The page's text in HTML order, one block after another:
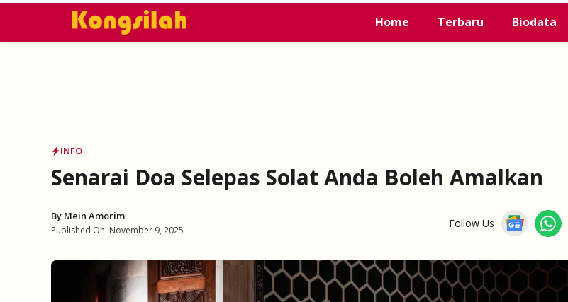
Home Terbaru Biodata
INFO
Senarai Doa Selepas Solat Anda Boleh Amalkan
By Mein Amorim
Published On: November 9, 2025
Follow Us